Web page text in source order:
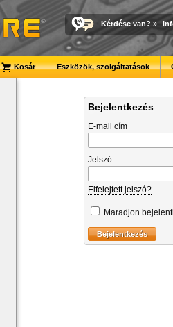
Kérdése van? »
Kosár Eszközök, szolgáltatások
Bejelentkezés
E-mail cím
Jelszó
Elfelejtett jelszó?
Maradjon